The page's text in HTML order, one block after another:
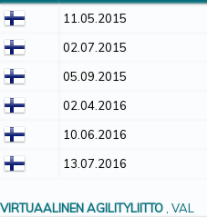
11.05.2015
02.07.2015
05.09.2015
02.04.2016
10.06.2016
13.07.2016
VIRTUAALINEN AGILITYLIITTO, VAL